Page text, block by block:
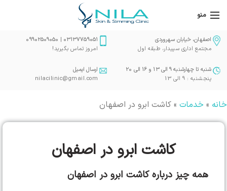
منو
اصفهان، خیابان سهروردی
مجتمع اداری سپیدار، طبقه اول
03137759051 | 09902509050
امروز تماس بگیرید!
شنبه تا چهارشنبه 9 الی 13 و 16 الی 20
پنجشنبه : 9 الی 13
ارسال ایمیل
nilacilinic@gmail.com
خانه » خدمات » کاشت ابرو در اصفهان
کاشت ابرو در اصفهان
همه چیز درباره کاشت ابرو در اصفهان